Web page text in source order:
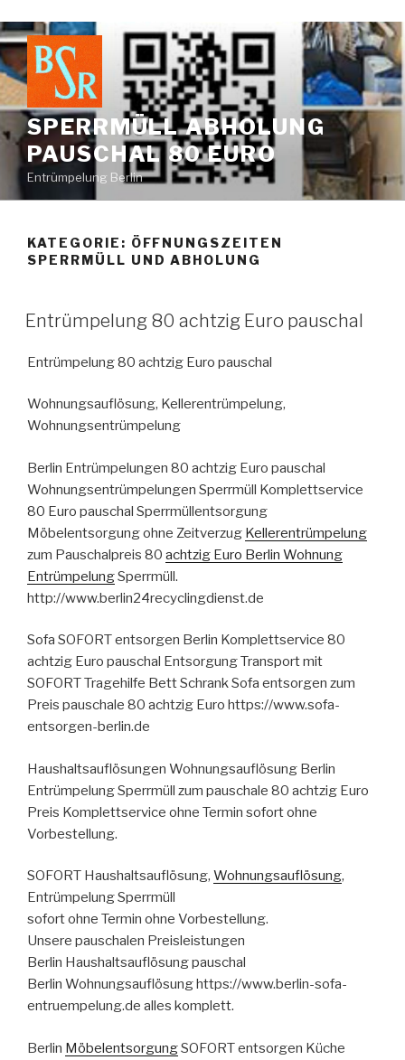
Zum
Inhalt
springen
SPERRMÜLL ABHOLUNG
PAUSCHAL 80 EURO
Entrümpelung Berlin
KATEGORIE: ÖFFNUNGSZEITEN
SPERRMÜLL UND ABHOLUNG
VERÖFFENTLICHT
AM
Entrümpelung 80 achtzig Euro pauschal
Entrümpelung 80 achtzig Euro pauschal
Wohnungsauflösung, Kellerentrümpelung,
Wohnungsentrümpelung
Berlin Entrümpelungen 80 achtzig Euro pauschal
Wohnungsentrümpelungen Sperrmüll Komplettservice
80 Euro pauschal Sperrmüllentsorgung
Möbelentsorgung ohne Zeitverzug Kellerentrümpelung
zum Pauschalpreis 80 achtzig Euro Berlin Wohnung
EntrümpelungSperrmüll.
http://www.berlin24recyclingdienst.de
Sofa SOFORT entsorgen Berlin Komplettservice 80
achtzig Euro pauschal Entsorgung Transport mit
SOFORT Tragehilfe Bett Schrank Sofa entsorgen zum
Preis pauschale 80 achtzig Euro https://www.sofa-
entsorgen-berlin.de
Haushaltsauflösungen Wohnungsauflösung Berlin
Entrümpelung Sperrmüll zum pauschale 80 achtzig Euro
Preis Komplettservice ohne Termin sofort ohne
Vorbestellung.
SOFORT Haushaltsauflösung, Wohnungsauflösung,
Entrümpelung Sperrmüll
sofort ohne Termin ohne Vorbestellung.
Unsere pauschalen Preisleistungen
Berlin Haushaltsauflösung pauschal
Berlin Wohnungsauflösung https://www.berlin-sofa-
entruempelung.de alles komplett.
Berlin MöbelentsorgungSOFORT entsorgen Küche